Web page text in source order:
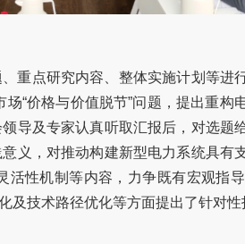
重点研究内容、整体实施计划等进
“价格与价值脱节”问题，提出重
导及专家认真听取汇报后，对选题
义，对推动构建新型电力系统具有
性机制等内容，力争既有宏观指
技术路径优化等方面提出了针对性